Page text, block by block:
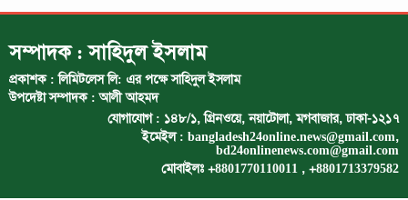
সম্পাদক : সাহিদুল ইসলাম
প্রকাশক : লিমিটলেস লি: এর পক্ষে সাহিদুল ইসলাম
উপদেষ্টা সম্পাদক : আলী আহমদ
যোগাযোগ : ১৪৮/১, গ্রিনওয়ে, নয়াটোলা, মগবাজার, ঢাকা-১২১৭
ইমেইল : bangladesh24online.news@gmail.com,
bd24onlinenews.com@gmail.com
মোবাইলঃ +8801770110011 , +8801713379582